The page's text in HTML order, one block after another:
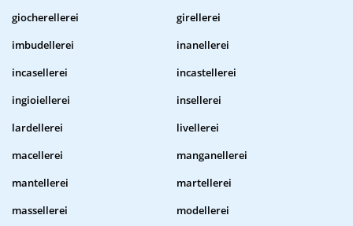
giocherellerei
girellerei
imbudellerei
inanellerei
incasellerei
incastellerei
ingioiellerei
insellerei
lardellerei
livellerei
macellerei
manganellerei
mantellerei
martellerei
massellerei
modellerei